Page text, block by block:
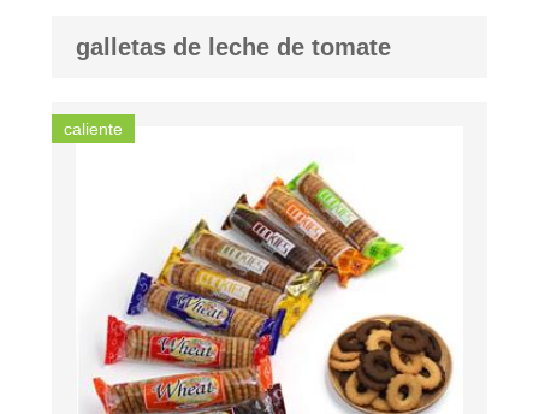
galletas de leche de tomate
caliente